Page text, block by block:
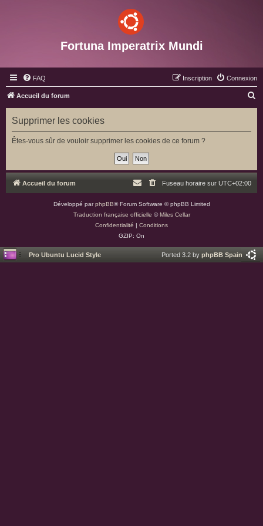
Fortuna Imperatrix Mundi
FAQ Connexion
Inscription
Accueil du forum
e
h
Supprimer les cookies
Êtes-vous sûr de vouloir supprimer les cookies de ce forum ?
Accueil du forum Fuseau horaire sur UTC+02:00
Développé parphpBB® Forum Software © phpBB Limited
Traduction française officielle ©Miles Cellar
Confidentialité | Conditions
GZIP: On
Pro Ubuntu Lucid Style Ported 3.2 by phpBB Spain